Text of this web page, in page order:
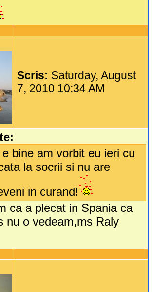
Scris: Saturday, August
7, 2010 10:34 AM
bine am vorbit eu ieri cu
la socrii si nu are
in curand!
ca a plecat in Spania ca
nu o vedeam,ms Raly